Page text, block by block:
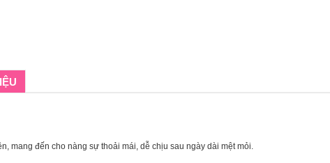
mang đến cho nàng sự thoải mái, dễ chịu sau ngày dài mệt mỏi.